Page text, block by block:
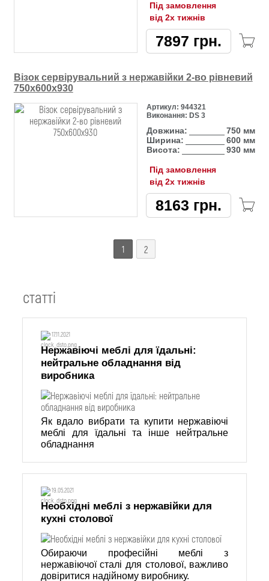
Під замовлення
від 2х тижнів
7897 грн.
Візок сервірувальний з нержавійки 2-во рівневий
750х600х930
Артикул: 944321
Виконання: DS 3
Довжина:
750 мм
Ширина:
600 мм
Висота:
930 мм
Під замовлення
від 2х тижнів
8163 грн.
1 2
статті
17.11.2021
Нержавіючі меблі для їдальні:
нейтральне обладнання від
виробника
Як вдало вибрати та купити нержавіючі
меблі для їдальні та інше нейтральне
обладнання
19.05.2021
Необхідні меблі з нержавійки для
кухні столової
Обираючи професійні меблі з
нержавіючої сталі для столової, важливо
довіритися надійному виробнику.